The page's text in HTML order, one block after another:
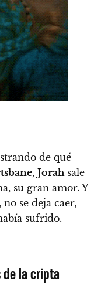
de qué
, Jorah sale
su gran amor. Y
se deja caer,
sufrido.
de la cripta